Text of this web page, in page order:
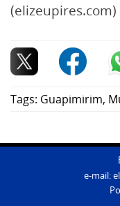
(elizeupires.com)
Tags: Guapimirim,
e-mail: